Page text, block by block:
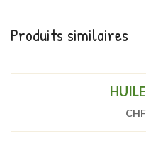
Produits similaires
CHF